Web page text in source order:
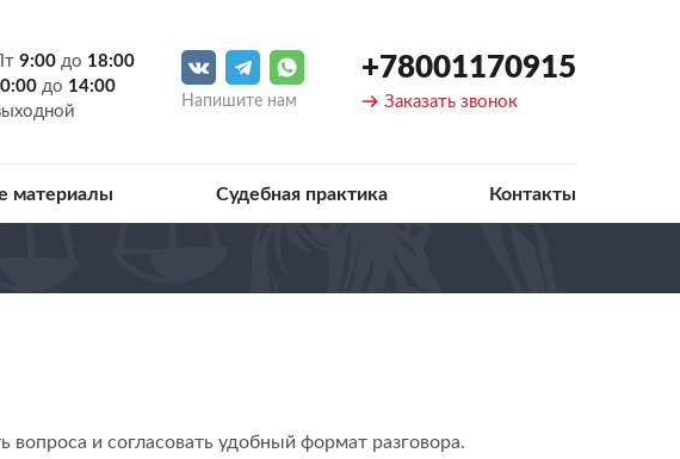
9:00 до 18:00
до 14:00
Напишите нам
+78001170915
Заказать звонок
материалы Судебная практика Контакты
и согласовать удобный формат разговора.